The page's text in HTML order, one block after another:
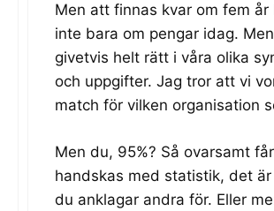
Men att finnas kvar om fem år
inte bara om pengar idag.
givetvis helt rätt i våra olika
och uppgifter. Jag tror att vi
match för vilken organisation
Men du, 95%? Så ovarsamt
handskas med statistik, det
du anklagar andra för. Eller